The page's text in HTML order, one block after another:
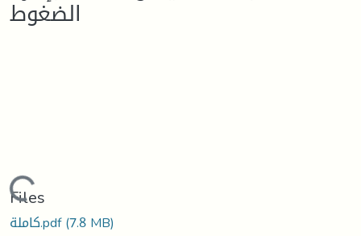
الضغوط
Loading...
Files
كاملة.pdf(7.8 MB)